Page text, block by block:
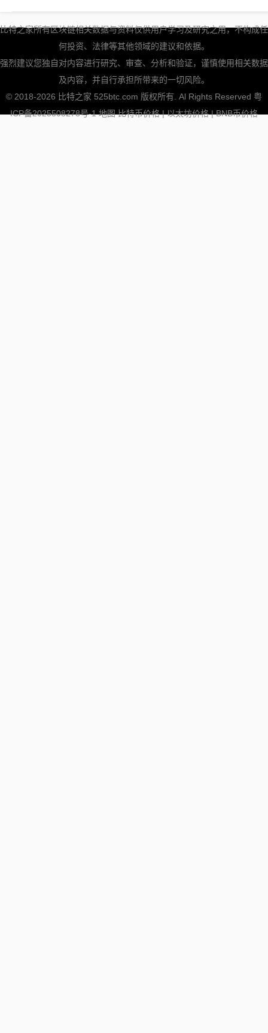
比特之家所有区块链相关数据与资料仅供用户学习及研究之用，不构成任
何投资、法律等其他领域的建议和依据。
强烈建议您独自对内容进行研究、审查、分析和验证，谨慎使用相关数据
及内容，并自行承担所带来的一切风险。
© 2018-2026 比特之家 525btc.com 版权所有. Al Rights Reserved 粤
ICP备2025508278号-1 地图 比特币价格|以太坊价格|BNB币价格